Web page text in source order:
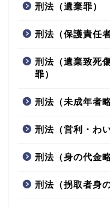
刑法（遺棄罪）
刑法（保護責任
刑法（遺棄致死
罪）
刑法（未成年者
刑法（営利・わ
刑法（身の代金
刑法（拐取者身